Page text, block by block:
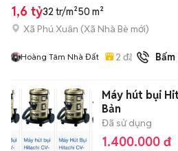
1,6 tỷ32 tr/m²50 m²
Xã Phú Xuân (Xã Nhà Bè mới)
Hoàng Tâm Nhà Đất 2 đã bán
Máy hút bụi
Bản
Đã sử dụng
1.400.000 đ